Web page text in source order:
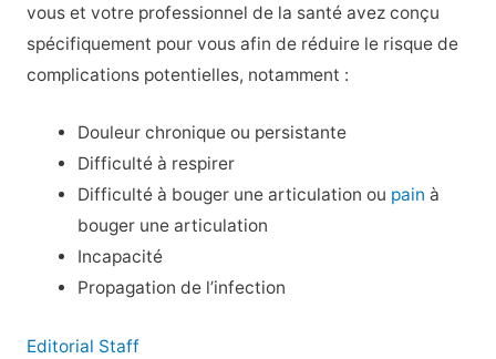
vous et votre professionnel de la santé avez conçu
spécifiquement pour vous afin de réduire le risque de
complications potentielles, notamment :
Douleur chronique ou persistante
Difficulté à respirer
Difficulté à bouger une articulation ou pain à
bouger une articulation
Incapacité
Propagation de l’infection
Editorial Staff